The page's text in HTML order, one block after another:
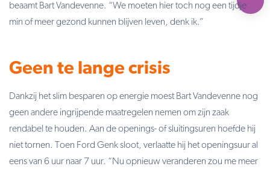
beaamt Bart Vandevenne. “We moeten hier toch nog een tijdje
min of meer gezond kunnen blijven leven, denk ik.”
Geen te lange crisis
Dankzij het slim besparen op energie moest Bart Vandevenne nog
geen andere ingrijpende maatregelen nemen om zijn zaak
rendabel te houden. Aan de openings- of sluitingsuren hoefde hij
niet tornen. Toen Ford Genk sloot, verlaatte hij het openingsuur al
eens van 6 uur naar 7 uur. “Nu opnieuw veranderen zou me meer